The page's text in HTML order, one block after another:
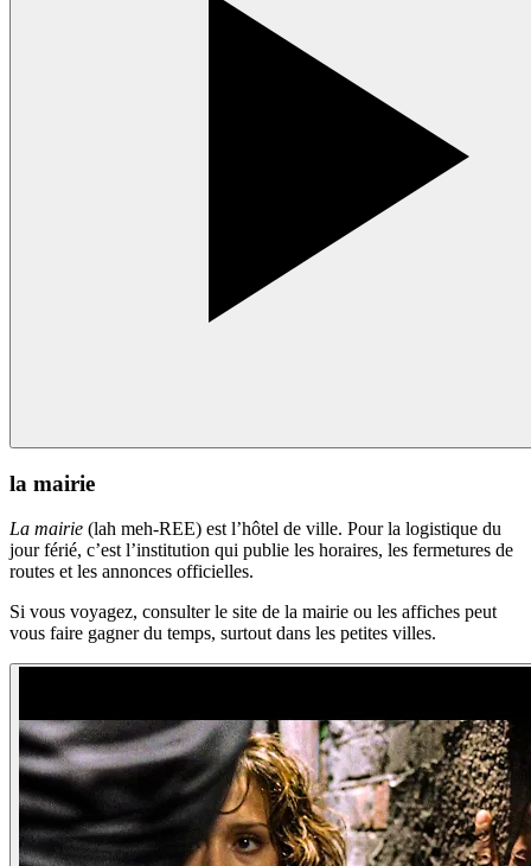
la mairie
La mairie (lah meh-REE) est l’hôtel de ville. Pour la logistique du
jour férié, c’est l’institution qui publie les horaires, les fermetures de
routes et les annonces officielles.
Si vous voyagez, consulter le site de la mairie ou les affiches peut
vous faire gagner du temps, surtout dans les petites villes.